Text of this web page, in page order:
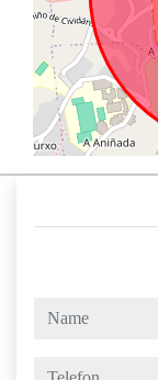
name
telefon